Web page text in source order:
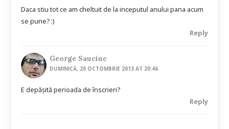
Daca stiu tot ce am cheltuit de la inceputul anului pana acum
se pune? :)
Reply
George Sauciuc
DUMINICĂ, 20 OCTOMBRIE 2013 AT 20:46
E depăşită perioada de înscrieri?
Reply